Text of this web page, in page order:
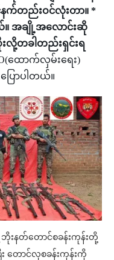
နက်တည်းဝင်လုံးတာ။ *
အချို့အလောင်းဆို
းလို့တခါတည်းရှင်းရ
ထောက်လှမ်းရေး)
ောပါတယ်။
ဘိုးနတ်တောင်စခန်းကုန်းတို့
တောင်လှစခန်းကုန်းကို